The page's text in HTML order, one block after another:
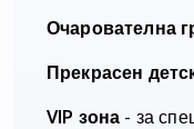
Очарователна
Прекрасен
VIP зона - за